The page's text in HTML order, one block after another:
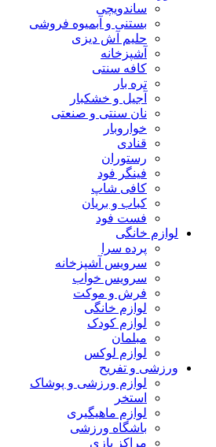
ساندویچی
بستنی و آبمیوه فروشی
حلیم آش دیزی
آشپزخانه
کافه سنتی
تره بار
آجیل و خشکبار
نان سنتی و صنعتی
خواروبار
قنادی
رستوران
فینگر فود
کافی شاپ
کباب و بریان
فست فود
لوازم خانگی
پرده سرا
سرویس آشپزخانه
سرویس خواب
فرش و موکت
لوازم خانگی
لوازم کودک
مبلمان
لوازم لوکس
ورزشی و تفریح
لوازم ورزشی و پوشاک
استخر
لوازم ماهیگیری
باشگاه ورزشی
مراکز بازی